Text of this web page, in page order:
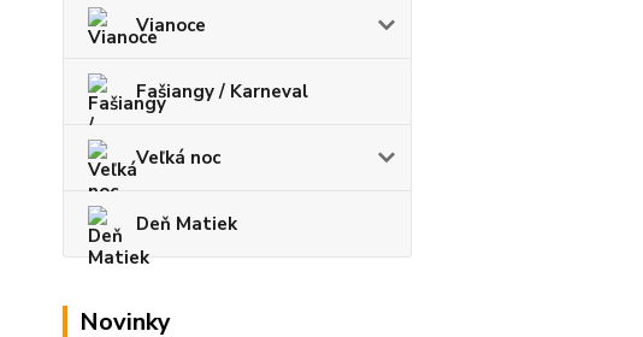
Vianoce
Fašiangy / Karneval
Veľká noc
Deň Matiek
Novinky